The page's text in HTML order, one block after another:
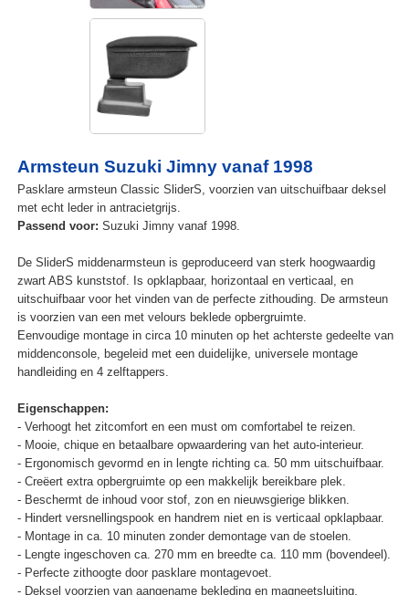
Armsteun Suzuki Jimny vanaf 1998
Pasklare armsteun Classic SliderS, voorzien van uitschuifbaar deksel
met echt leder in antracietgrijs.
Passend voor: Suzuki Jimny vanaf 1998.
De SliderS middenarmsteun is geproduceerd van sterk hoogwaardig
zwart ABS kunststof. Is opklapbaar, horizontaal en verticaal, en
uitschuifbaar voor het vinden van de perfecte zithouding. De armsteun
is voorzien van een met velours beklede opbergruimte.
Eenvoudige montage in circa 10 minuten op het achterste gedeelte van
middenconsole, begeleid met een duidelijke, universele montage
handleiding en 4 zelftappers.
Eigenschappen:
- Verhoogt het zitcomfort en een must om comfortabel te reizen.
- Mooie, chique en betaalbare opwaardering van het auto-interieur.
- Ergonomisch gevormd en in lengte richting ca. 50 mm uitschuifbaar.
- Creëert extra opbergruimte op een makkelijk bereikbare plek.
- Beschermt de inhoud voor stof, zon en nieuwsgierige blikken.
- Hindert versnellingspook en handrem niet en is verticaal opklapbaar.
- Montage in ca. 10 minuten zonder demontage van de stoelen.
- Lengte ingeschoven ca. 270 mm en breedte ca. 110 mm (bovendeel).
- Perfecte zithoogte door pasklare montagevoet.
- Deksel voorzien van aangename bekleding en magneetsluiting.